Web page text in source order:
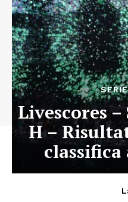
Livescores
H –